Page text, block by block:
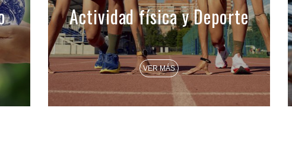
Actividad física y Deporte
VER MÁS